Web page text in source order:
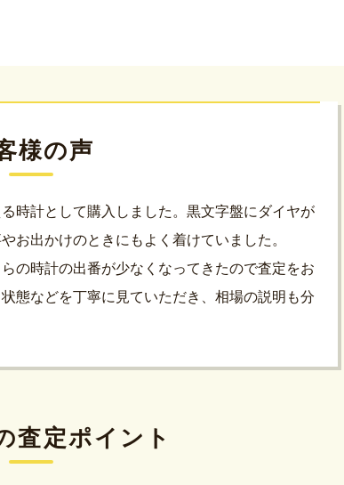
様の声
時計として購入しました。黒文字盤にダイヤが
お出かけのときにもよく着けていました。
の時計の出番が少なくなってきたので査定をお
態などを丁寧に見ていただき、相場の説明も分
査定ポイント